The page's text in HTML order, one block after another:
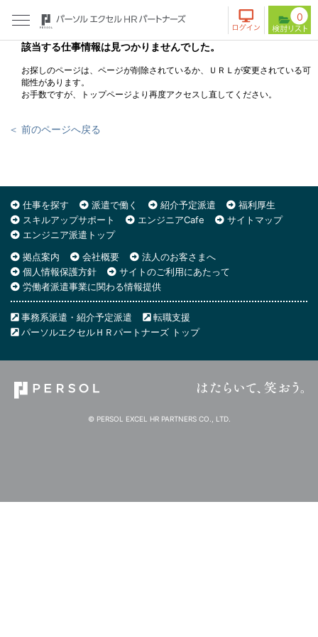
0
該当する仕事情報は見つかりませんでした。
お探しのページは、ページが削除されているか、ＵＲＬが変更されている可
能性があります。
お手数ですが、トップページより再度アクセスし直してください。
＜ 前のページへ戻る
仕事を探す 派遣で働く 紹介予定派遣
福利厚生
スキルアップサポート
エンジニアCafe
サイトマップ
エンジニア派遣トップ
拠点案内
会社概要
法人のお客さまへ
個人情報保護方針
サイトのご利用にあたって
労働者派遣事業に関わる情報提供
事務系派遣・紹介予定派遣
転職支援
パーソルエクセルＨＲパートナーズ トップ
© PERSOL EXCEL HR PARTNERS CO., LTD.